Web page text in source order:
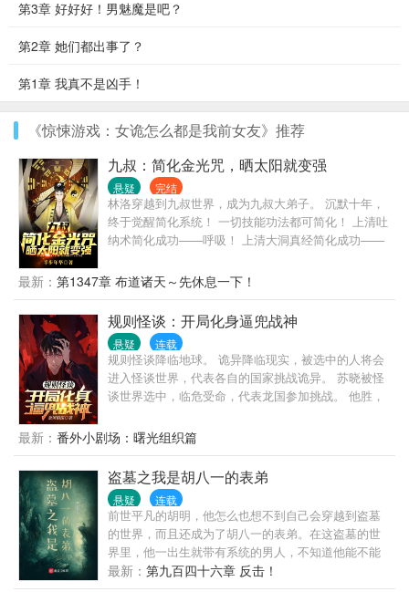
第3章 好好好！男魅魔是吧？
第2章 她们都出事了？
第1章 我真不是凶手！
《惊悚游戏：女诡怎么都是我前女友》推荐
九叔：简化金光咒，晒太阳就变强
悬疑 完结
林洛穿越到九叔世界，成为九叔大弟子。 沉默十年，
终于觉醒简化系统！ 一切技能功法都可简化！ 上清吐
纳术简化成功——呼吸！ 上清大洞真经简化成功——
犹如天书的修炼真诀在林洛面前变得纯粹，简单！ 九
叔：看见那个小天师了吗？我徒弟！ 四目：一休，让
你徒弟给我师侄当丫鬟，你不亏！ 千鹤：什么！我又
要打巅峰赛！还好，这次我有通天代！阿洛救我！ 半
碗清水照乾坤，一张灵符命鬼神。 脚踏阴阳八卦步，
手执木剑斩妖魂。 挥泪洒酒英灵地，道气长存天地
人。 红绳糯米今犹在，不见当年林道人！ 万界祖师九
叔又添新弟子——林洛！ —iii—
最新： 第1347章 布道诸天～先休息一下！
规则怪谈：开局化身逼兜战神
悬疑 连载
规则怪谈降临地球。 诡异降临现实，被选中的人将会
进入怪谈世界，代表各自的国家挑战诡异。 苏晓被怪
谈世界选中，临危受命，代表龙国参加挑战。 他胜，
国！ 苏晓挑战的第一个世界，就是死亡率百分之九十
九的“妈妈的纸条。” 每个第一次进入怪谈世界的选中
者，都有抽取一次天赋的资格，别人的天赋都很正
常，但苏晓的天赋却有些“叛逆”。 于是。 当别人还在
如履薄冰的判断规则的对错时，苏晓却已经开始了他
的叛逆骚操作……
最新： 番外小剧场：曙光组织篇
盗墓之我是胡八一的表弟
悬疑 连载
前世平凡的胡明，他怎么也想不到自己会穿越到盗墓
的世界，而且还成为了胡八一的表弟。在这盗墓的世
界里，他一出生就带有系统的男人，不知道他能不能
在这个世界留下什么的传说呢。
最新： 第九百四十六章 反击！